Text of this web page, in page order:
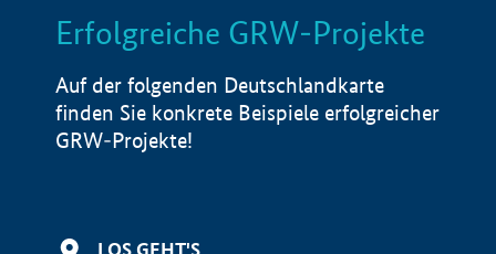
LISTE Info
Erfolgreiche GRW-Projekte
Auf der folgenden Deutschlandkarte
finden Sie konkrete Beispiele erfolgreicher
GRW-Projekte!
LOS GEHT'S